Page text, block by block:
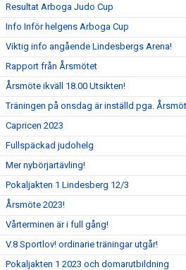
Resultat Arboga Judo Cup
Info Inför helgens Arboga Cup
Viktig info angående Lindesbergs Arena!
Rapport från Årsmötet
Årsmöte ikväll 18.00 Utsikten!
Träningen på onsdag är inställd pga.
Capricen 2023
Fullspäckad judohelg
Mer nybörjartävling!
Pokaljakten 1 Lindesberg 12/3
Årsmöte 2023!
Vårterminen är i full gång!
V.8 Sportlov! ordinarie träningar utgår!
Pokaljakten 1 2023 och domarutbildning